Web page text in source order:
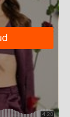
103,9 MHz